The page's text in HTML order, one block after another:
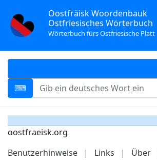
Oostfräisk Woordenbauk
Ostfriesisches Wörterbuch
Wörterbuch fürs Ostfriesische Platt
oostfraeisk.org
Benutzerhinweise
| Links | Über